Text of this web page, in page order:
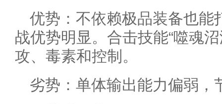
优势：不依赖极品装备也能
战优势明显。合击技能“噬魂
攻、毒素和控制。
劣势：单体输出能力偏弱，